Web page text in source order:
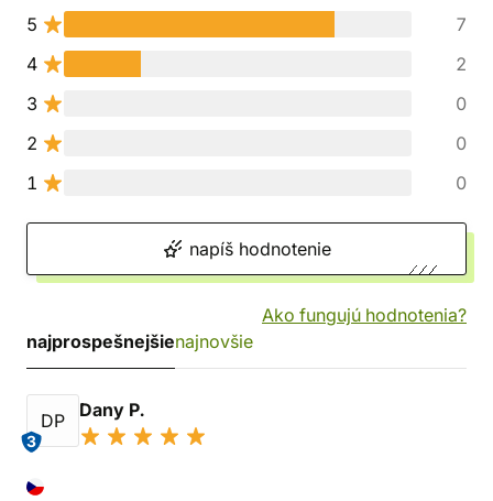
5
7
4
2
3
0
2
0
1
0
napíš hodnotenie
Ako fungujú hodnotenia?
najprospešnejšienajnovšie
DP
3
Dany P.